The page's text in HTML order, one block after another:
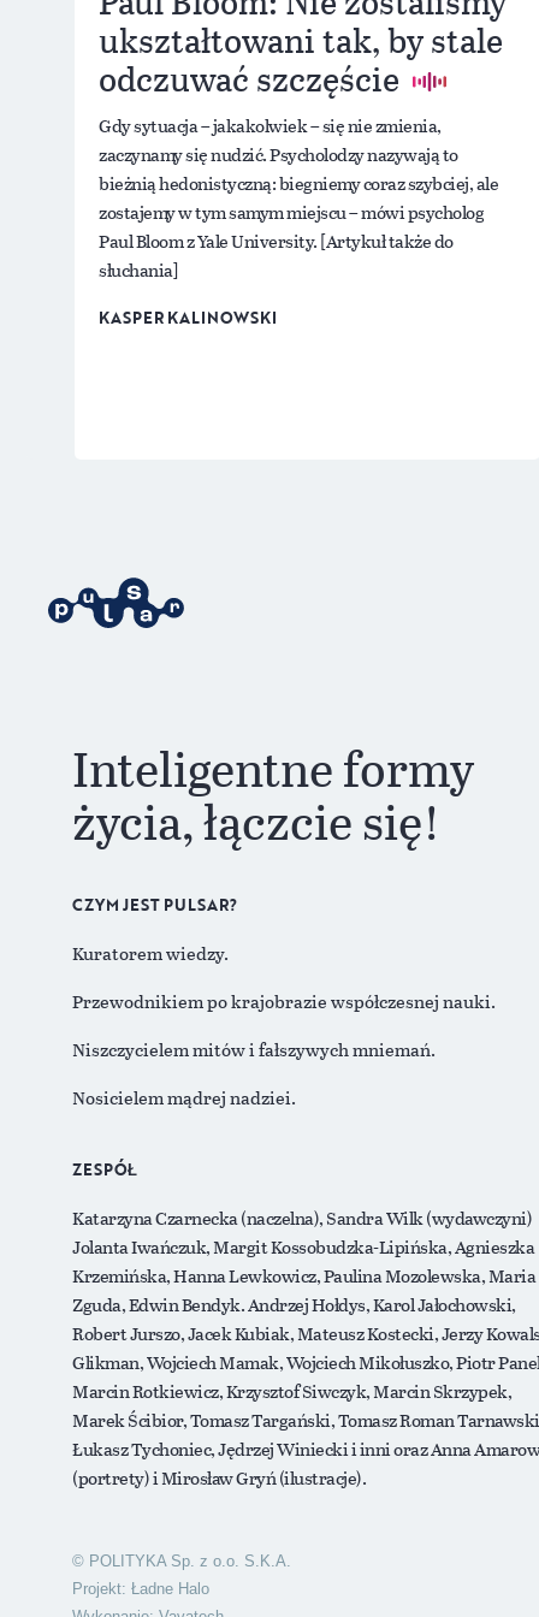
ukształtowani tak, by stale
odczuwać szczęście
Gdy sytuacja – jakakolwiek – się nie zmienia,
zaczynamy się nudzić. Psycholodzy nazywają to
bieżnią hedonistyczną: biegniemy coraz szybciej, ale
zostajemy w tym samym miejscu – mówi psycholog
Paul Bloom z Yale University. [Artykuł także do
słuchania]
KASPER KALINOWSKI
Inteligentne formy
życia, łączcie się!
CZYM JEST PULSAR?
Kuratorem wiedzy.
Przewodnikiem po krajobrazie współczesnej nauki.
Niszczycielem mitów i fałszywych mniemań.
Nosicielem mądrej nadziei.
ZESPÓŁ
Katarzyna Czarnecka (naczelna), Sandra Wilk (wydawczyni)
Jolanta Iwańczuk, Margit Kossobudzka-Lipińska, Agnieszka
Krzemińska, Hanna Lewkowicz, Paulina Mozolewska, Maria
Zguda, Edwin Bendyk. Andrzej Hołdys, Karol Jałochowski,
Robert Jurszo, Jacek Kubiak, Mateusz Kostecki, Jerzy
Glikman, Wojciech Mamak, Wojciech Mikołuszko, Piotr
Marcin Rotkiewicz, Krzysztof Siwczyk, Marcin Skrzypek,
Marek Ścibior, Tomasz Targański, Tomasz Roman
Łukasz Tychoniec, Jędrzej Winiecki i inni oraz Anna
(portrety) i Mirosław Gryń (ilustracje).
© POLITYKA Sp. z o.o. S.K.A.
Projekt: Ładne Halo